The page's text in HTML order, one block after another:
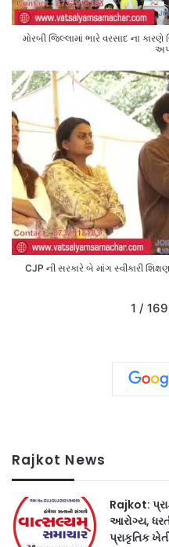
મોરબી જિલ્લામાં ભારે વરસાદ ના
CJP ની સરકારે બે માંગ સ્વીકારી
1 / 169
Rajkot News
Rajkot:
આરોગ્ય,
પ્રાકૃતિક